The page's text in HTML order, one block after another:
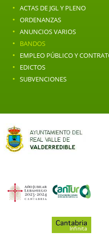
· ACTAS DE JGL Y PLENO
· ORDENANZAS
· ANUNCIOS VARIOS
· BANDOS
· EMPLEO PÚBLICO Y
· EDICTOS
· SUBVENCIONES